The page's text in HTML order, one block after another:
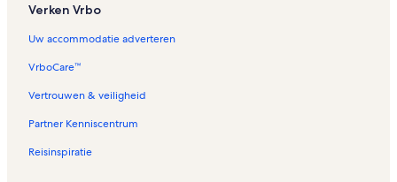
p
a
i
a
a
a
Verken Vrbo
Uw accommodatie adverteren
VrboCare™
Vertrouwen & veiligheid
Partner Kenniscentrum
Reisinspiratie